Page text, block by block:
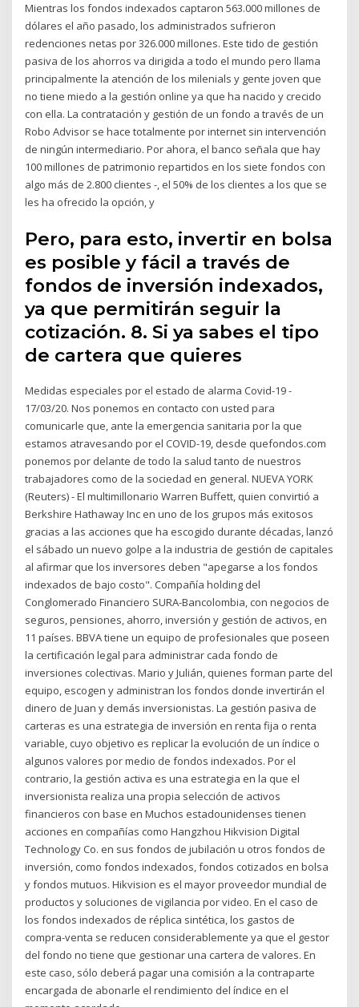
Mientras los fondos indexados captaron 563.000 millones de
dólares el año pasado, los administrados sufrieron
redenciones netas por 326.000 millones. Este tido de gestión
pasiva de los ahorros va dirigida a todo el mundo pero llama
principalmente la atención de los milenials y gente joven que
no tiene miedo a la gestión online ya que ha nacido y crecido
con ella. La contratación y gestión de un fondo a través de un
Robo Advisor se hace totalmente por internet sin intervención
de ningún intermediario. Por ahora, el banco señala que hay
100 millones de patrimonio repartidos en los siete fondos con
algo más de 2.800 clientes -, el 50% de los clientes a los que se
les ha ofrecido la opción, y
Pero, para esto, invertir en bolsa
es posible y fácil a través de
fondos de inversión indexados,
ya que permitirán seguir la
cotización. 8. Si ya sabes el tipo
de cartera que quieres
Medidas especiales por el estado de alarma Covid-19 -
17/03/20. Nos ponemos en contacto con usted para
comunicarle que, ante la emergencia sanitaria por la que
estamos atravesando por el COVID-19, desde quefondos.com
ponemos por delante de todo la salud tanto de nuestros
trabajadores como de la sociedad en general. NUEVA YORK
(Reuters) - El multimillonario Warren Buffett, quien convirtió a
Berkshire Hathaway Inc en uno de los grupos más exitosos
gracias a las acciones que ha escogido durante décadas, lanzó
el sábado un nuevo golpe a la industria de gestión de capitales
al afirmar que los inversores deben "apegarse a los fondos
indexados de bajo costo". Compañía holding del
Conglomerado Financiero SURA-Bancolombia, con negocios de
seguros, pensiones, ahorro, inversión y gestión de activos, en
11 países. BBVA tiene un equipo de profesionales que poseen
la certificación legal para administrar cada fondo de
inversiones colectivas. Mario y Julián, quienes forman parte del
equipo, escogen y administran los fondos donde invertirán el
dinero de Juan y demás inversionistas. La gestión pasiva de
carteras es una estrategia de inversión en renta fija o renta
variable, cuyo objetivo es replicar la evolución de un índice o
algunos valores por medio de fondos indexados. Por el
contrario, la gestión activa es una estrategia en la que el
inversionista realiza una propia selección de activos
financieros con base en Muchos estadounidenses tienen
acciones en compañías como Hangzhou Hikvision Digital
Technology Co. en sus fondos de jubilación u otros fondos de
inversión, como fondos indexados, fondos cotizados en bolsa
y fondos mutuos. Hikvision es el mayor proveedor mundial de
productos y soluciones de vigilancia por video. En el caso de
los fondos indexados de réplica sintética, los gastos de
compra-venta se reducen considerablemente ya que el gestor
del fondo no tiene que gestionar una cartera de valores. En
este caso, sólo deberá pagar una comisión a la contraparte
encargada de abonarle el rendimiento del índice en el